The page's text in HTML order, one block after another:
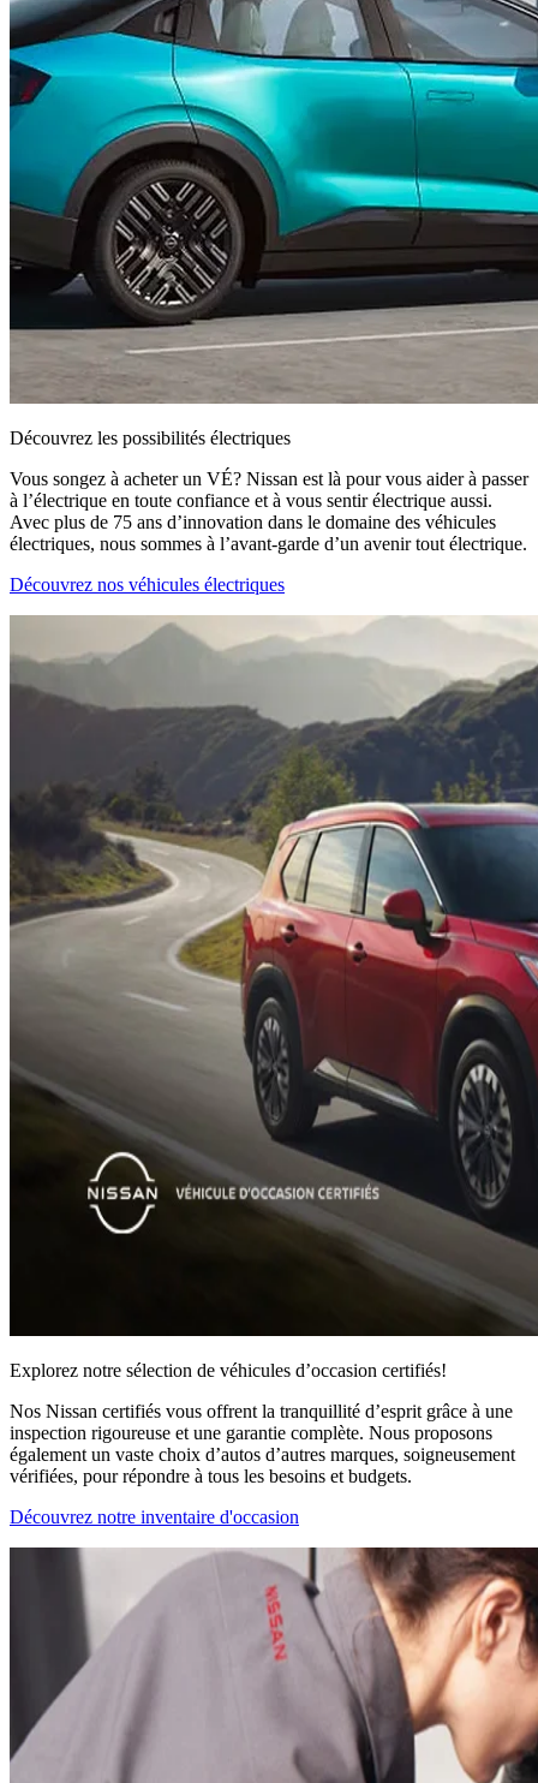
Découvrez les possibilités électriques
Vous songez à acheter un VÉ? Nissan est là pour vous aider à passer
à l’électrique en toute confiance et à vous sentir électrique aussi.
Avec plus de 75 ans d’innovation dans le domaine des véhicules
électriques, nous sommes à l’avant-garde d’un avenir tout électrique.
Découvrez nos véhicules électriques
Explorez notre sélection de véhicules d’occasion certifiés!
Nos Nissan certifiés vous offrent la tranquillité d’esprit grâce à une
inspection rigoureuse et une garantie complète. Nous proposons
également un vaste choix d’autos d’autres marques, soigneusement
vérifiées, pour répondre à tous les besoins et budgets.
Découvrez notre inventaire d'occasion